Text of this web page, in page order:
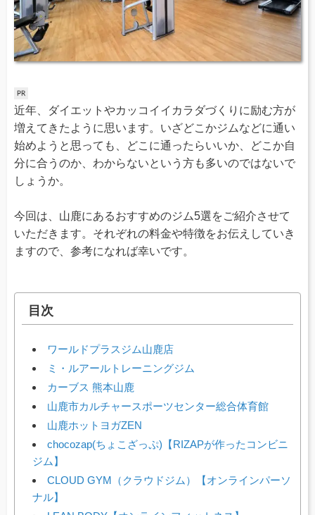
近年、ダイエットやカッコイイカラダづくりに励む方が
増えてきたように思います。いざどこかジムなどに通い
始めようと思っても、どこに通ったらいいか、どこか自
分に合うのか、わからないという方も多いのではないで
しょうか。
今回は、山鹿にあるおすすめのジム5選をご紹介させて
いただきます。それぞれの料金や特徴をお伝えしていき
ますので、参考になれば幸いです。
目次
ワールドプラスジム山鹿店
ミ・ルアールトレーニングジム
カーブス 熊本山鹿
山鹿市カルチャースポーツセンター総合体育館
山鹿ホットヨガZEN
chocozap(ちょこざっぷ)【RIZAPが作ったコンビニ
ジム】
CLOUD GYM（クラウドジム）【オンラインパーソ
ナル】